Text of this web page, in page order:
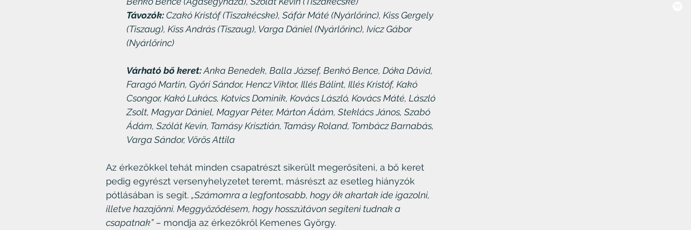
Távozók: Czakó Kristóf (Tiszakécske), Sáfár Máté (Nyárlőrinc), Kiss Gergely
(Tiszaug), Kiss András (Tiszaug), Varga Dániel (Nyárlőrinc), Ivicz Gábor
(Nyárlőrinc)
Várható bő keret: Anka Benedek, Balla József, Benkó Bence, Dóka Dávid,
Faragó Martin, Győri Sándor, Hencz Viktor, Illés Bálint, Illés Kristóf, Kakó
Csongor, Kakó Lukács, Kotvics Dominik, Kovács László, Kovács Máté, László
Zsolt, Magyar Dániel, Magyar Péter, Márton Ádám, Steklács János, Szabó
Ádám, Szólát Kevin, Tamásy Krisztián, Tamásy Roland, Tombácz Barnabás,
Varga Sándor, Vörös Attila
Az érkezőkkel tehát minden csapatrészt sikerült megerősíteni, a bő keret
pedig egyrészt versenyhelyzetet teremt, másrészt az esetleg hiányzók
pótlásában is segít. „Számomra a legfontosabb, hogy ők akartak ide igazolni,
illetve hazajönni. Meggyőződésem, hogy hosszútávon segíteni tudnak a
csapatnak” – mondja az érkezőkről Kemenes György.